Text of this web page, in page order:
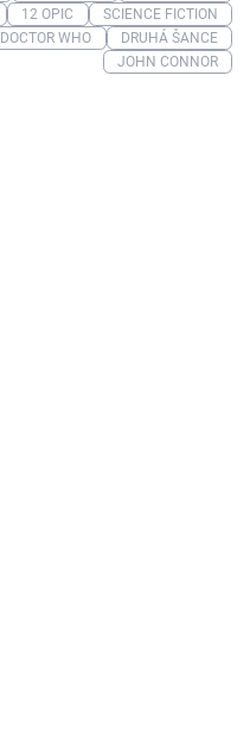
12 OPIC
SCIENCE FICTION
DOCTOR WHO
DRUHÁ ŠANCE
JOHN CONNOR